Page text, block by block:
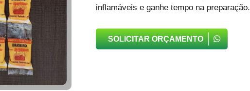
inflamáveis e ganhe tempo na preparação.
SOLICITAR ORÇAMENTO